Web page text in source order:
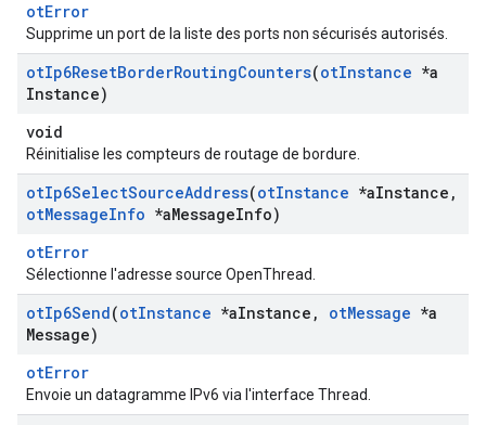
otError
Supprime un port de la liste des ports non sécurisés autorisés.
otIp6ResetBorderRoutingCounters(otInstance *a
Instance)
void
Réinitialise les compteurs de routage de bordure.
otIp6SelectSourceAddress(otInstance *aInstance ,
otMessageInfo *aMessageInfo)
otError
Sélectionne l'adresse source OpenThread.
otIp6Send(otInstance *aInstance , otMessage *a
Message)
otError
Envoie un datagramme IPv6 via l'interface Thread.